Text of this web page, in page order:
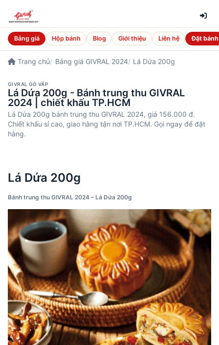
Bảng giá Hộp bánh Blog Giới thiệu Liên hệ Đặt bánh
Trang chủ Bảng giá GIVRAL 2024 Lá Dứa 200g
GIVRAL GÒ VẤP
Lá Dứa 200g - Bánh trung thu GIVRAL
2024 | chiết khấu TP.HCM
Lá Dứa 200g bánh trung thu GIVRAL 2024, giá 156.000 đ.
Chiết khấu sỉ cao, giao hàng tận nơi TP.HCM. Gọi ngay để đặt
hàng.
Lá Dứa 200g
Bánh trung thu GIVRAL 2024 – Lá Dứa 200g